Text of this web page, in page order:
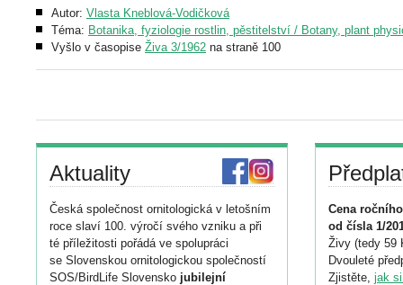
Autor: Vlasta Kneblová-Vodičková
Téma: Botanika, fyziologie rostlin, pěstitelství / Botany, plant
Vyšlo v časopise Živa 3/1962 na straně 100
Aktuality
Česká společnost ornitologická v letošním
roce slaví 100. výročí svého vzniku a při
té příležitosti pořádá ve spolupráci
se Slovenskou ornitologickou společností
SOS/BirdLife Slovensko jubilejní
Cena
od čísla 1/
Živy (tedy 59
Dvouleté
Zjistěte, jak